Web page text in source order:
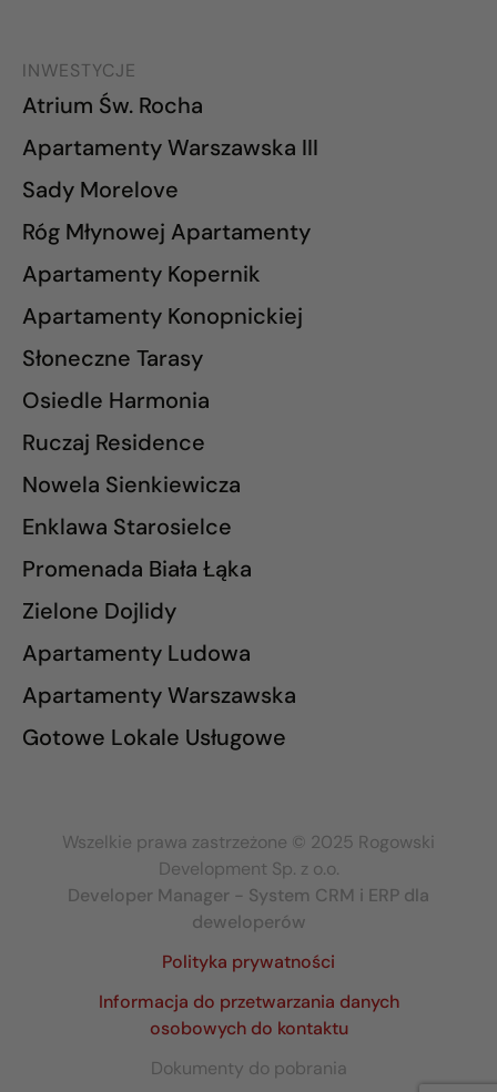
INWESTYCJE
Atrium Św. Rocha
Apartamenty Warszawska III
Sady Morelove
Róg Młynowej Apartamenty
Apartamenty Kopernik
Apartamenty Konopnickiej
Słoneczne Tarasy
Osiedle Harmonia
Ruczaj Residence
Nowela Sienkiewicza
Enklawa Starosielce
Promenada Biała Łąka
Zielone Dojlidy
Apartamenty Ludowa
Apartamenty Warszawska
Gotowe Lokale Usługowe
Wszelkie prawa zastrzeżone © 2025 Rogowski
Development Sp. z o.o.
Developer Manager - System CRM i ERP dla
deweloperów
Polityka prywatności
Informacja do przetwarzania danych
osobowych do kontaktu
Dokumenty do pobrania